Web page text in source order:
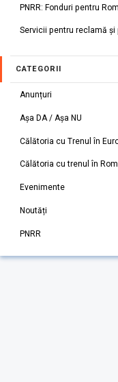
PNRR: Fonduri pentru
Servicii pentru reclamă
CATEGORII
Anunțuri
Așa DA / Așa NU
Călătoria cu Trenul în
Călătoria cu trenul în
Evenimente
Noutăți
PNRR